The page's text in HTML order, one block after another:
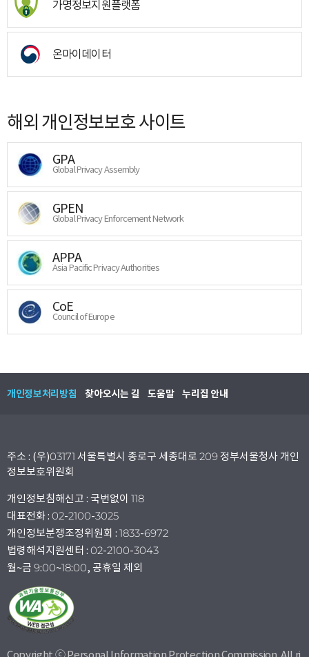
가명정보지원플랫폼
온마이데이터
해외 개인정보보호 사이트
GPA
Global Privacy Assembly
GPEN
Global Privacy Enforcement Network
APPA
Asia Pacific Privacy Authorities
CoE
Council of Europe
개인정보처리방침 찾아오시는 길 도움말 누리집 안내
주소 : (우)03171 서울특별시 종로구 세종대로 209 정부서울청사 개인
정보보호위원회
개인정보침해신고 : 국번없이 118
대표전화 : 02-2100-3025
개인정보분쟁조정위원회 : 1833-6972
법령해석지원센터 : 02-2100-3043
월~금 9:00~18:00, 공휴일 제외
Copyright ⓒ Personal Information Protection Commission. All ri